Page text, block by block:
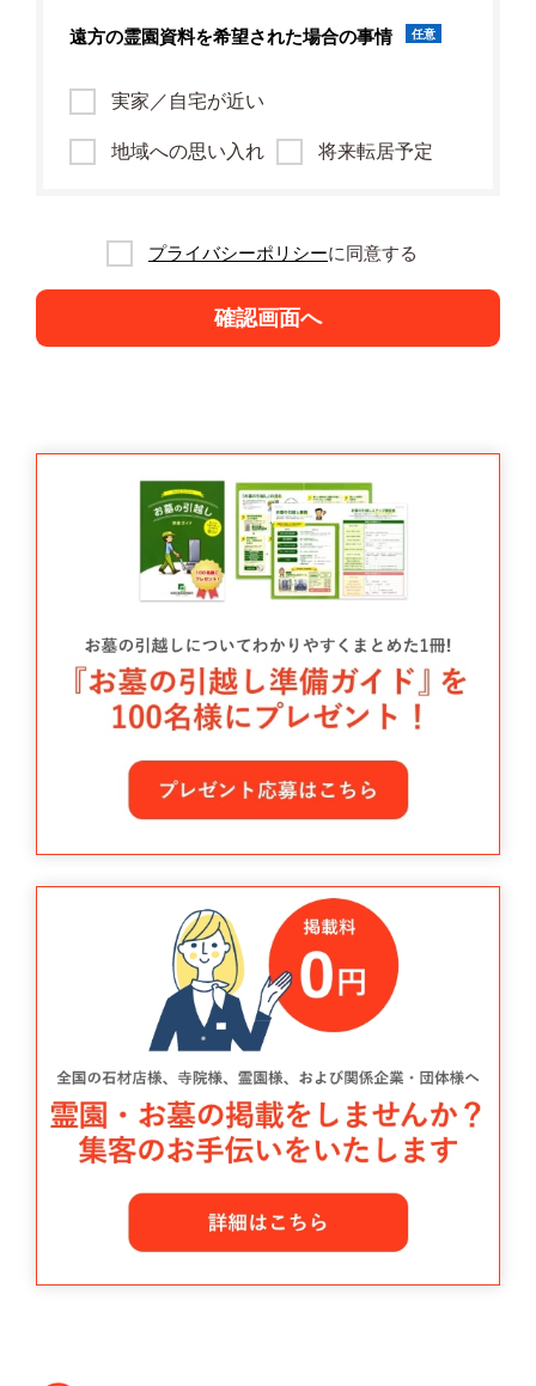
遠方の霊園資料を希望された場合の事情 任意
実家／自宅が近い
地域への思い入れ 将来転居予定
プライバシーポリシーに同意する
確認画面へ